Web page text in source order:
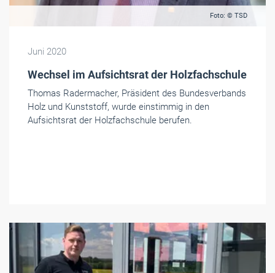
Foto: © TSD
Juni 2020
Wechsel im Aufsichtsrat der Holzfachschule
Thomas Radermacher, Präsident des Bundesverbands
Holz und Kunststoff, wurde einstimmig in den
Aufsichtsrat der Holzfachschule berufen.